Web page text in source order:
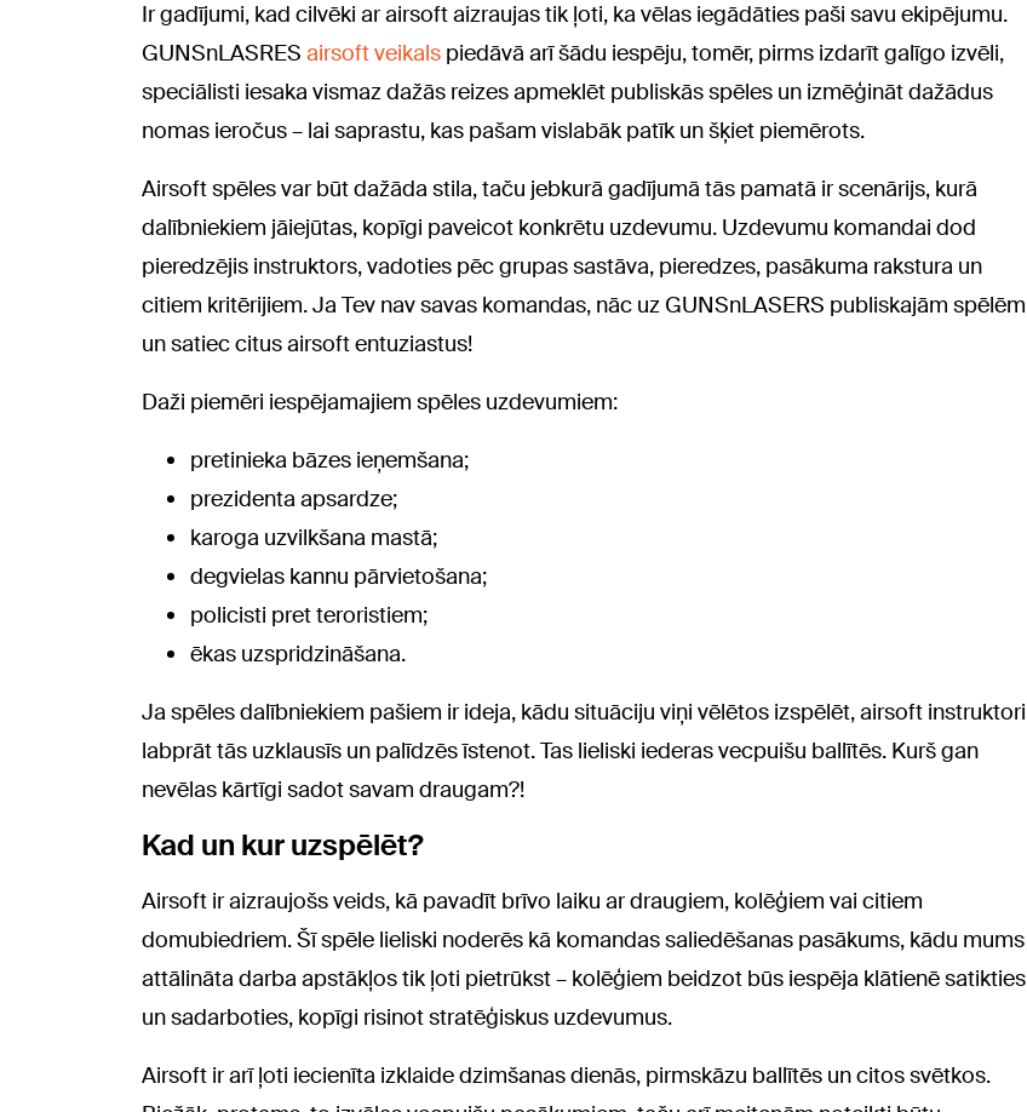
Ir gadījumi, kad cilvēki ar airsoft aizraujas tik ļoti, ka vēlas iegādāties paši savu ekipējumu.
GUNSnLASRES airsoft veikals piedāvā arī šādu iespēju, tomēr, pirms izdarīt galīgo izvēli,
speciālisti iesaka vismaz dažās reizes apmeklēt publiskās spēles un izmēģināt dažādus
nomas ieročus – lai saprastu, kas pašam vislabāk patīk un šķiet piemērots.
Airsoft spēles var būt dažāda stila, taču jebkurā gadījumā tās pamatā ir scenārijs, kurā
dalībniekiem jāiejūtas, kopīgi paveicot konkrētu uzdevumu. Uzdevumu komandai dod
pieredzējis instruktors, vadoties pēc grupas sastāva, pieredzes, pasākuma rakstura un
citiem kritērijiem. Ja Tev nav savas komandas, nāc uz GUNSnLASERS publiskajām spēlēm
un satiec citus airsoft entuziastus!
Daži piemēri iespējamajiem spēles uzdevumiem:
pretinieka bāzes ieņemšana;
prezidenta apsardze;
karoga uzvilkšana mastā;
degvielas kannu pārvietošana;
policisti pret teroristiem;
ēkas uzspridzināšana.
Ja spēles dalībniekiem pašiem ir ideja, kādu situāciju viņi vēlētos izspēlēt, airsoft instruktori
labprāt tās uzklausīs un palīdzēs īstenot. Tas lieliski iederas vecpuišu ballītēs. Kurš gan
nevēlas kārtīgi sadot savam draugam?!
Kad un kur uzspēlēt?
Airsoft ir aizraujošs veids, kā pavadīt brīvo laiku ar draugiem, kolēģiem vai citiem
domubiedriem. Šī spēle lieliski noderēs kā komandas saliedēšanas pasākums, kādu mums
attālināta darba apstākļos tik ļoti pietrūkst – kolēģiem beidzot būs iespēja klātienē satikties
un sadarboties, kopīgi risinot stratēģiskus uzdevumus.
Airsoft ir arī ļoti iecienīta izklaide dzimšanas dienās, pirmskāzu ballītēs un citos svētkos.